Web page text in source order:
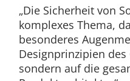
„Die Sicherheit von
komplexes Thema,
besonderes
Designprinzipien des
sondern auf die